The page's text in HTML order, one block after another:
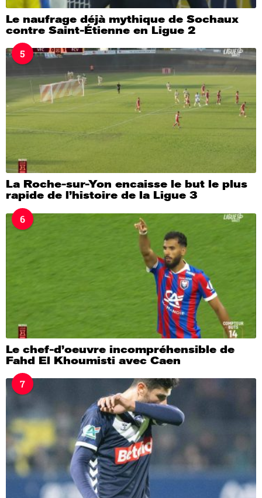
Le naufrage déjà mythique de Sochaux
contre Saint-Étienne en Ligue 2
5
La Roche-sur-Yon encaisse le but le plus
rapide de l’histoire de la Ligue 3
6
Le chef-d’oeuvre incompréhensible de
Fahd El Khoumisti avec Caen
7